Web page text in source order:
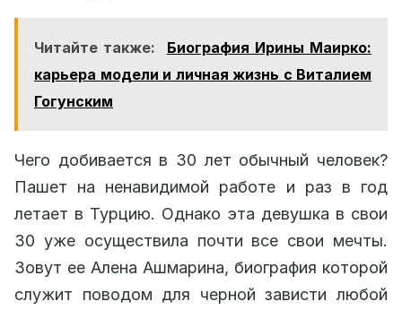
Читайте также:
Биография Ирины Маирко:
карьера модели и личная жизнь с Виталием
Гогунским
Чего добивается в 30 лет обычный человек?
Пашет на ненавидимой работе и раз в год
летает в Турцию. Однако эта девушка в свои
30 уже осуществила почти все свои мечты.
Зовут ее Алена Ашмарина, биография которой
служит поводом для черной зависти любой